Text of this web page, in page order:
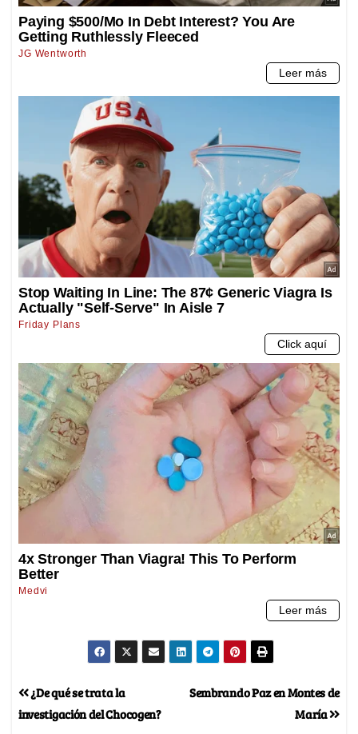
Sembrando Paz en Montes de
María
¿De qué se trata la
investigación del Chocogen?